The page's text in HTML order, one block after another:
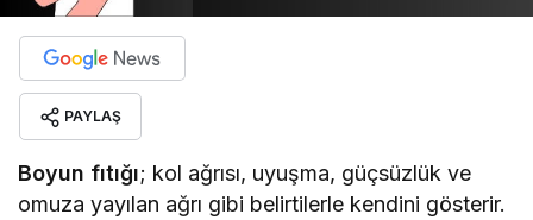
PAYLAŞ
Boyun fıtığı; kol ağrısı, uyuşma, güçsüzlük ve
omuza yayılan ağrı gibi belirtilerle kendini gösterir.